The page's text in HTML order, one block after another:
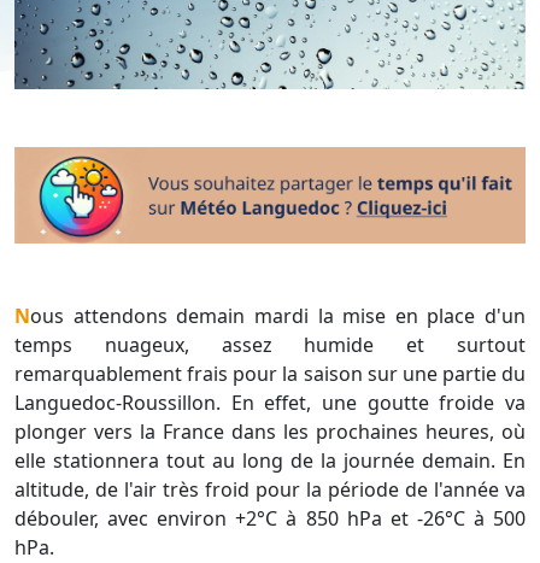
Nous attendons demain mardi la mise en place d'un
temps nuageux, assez humide et surtout
remarquablement frais pour la saison sur une partie du
Languedoc-Roussillon. En effet, une goutte froide va
plonger vers la France dans les prochaines heures, où
elle stationnera tout au long de la journée demain. En
altitude, de l'air très froid pour la période de l'année va
débouler, avec environ +2°C à 850 hPa et -26°C à 500
hPa.